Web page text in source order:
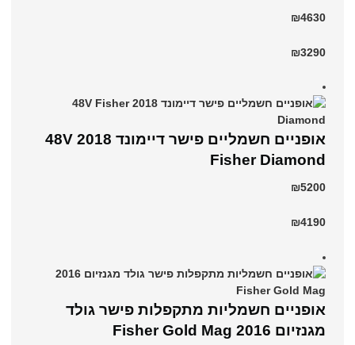
₪4630
₪3290
אופניים חשמליים פישר דיימונד 2018 48V
Fisher Diamond
₪5200
₪4190
אופניים חשמליות מתקפלות פישר גולד
מגנזיום 2016 Fisher Gold Mag